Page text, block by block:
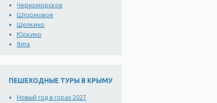
Черноморское
Штормовое
Щелкино
Юркино
Ялта
ПЕШЕХОДНЫЕ ТУРЫ В КРЫМУ
Новый год в горах 2027